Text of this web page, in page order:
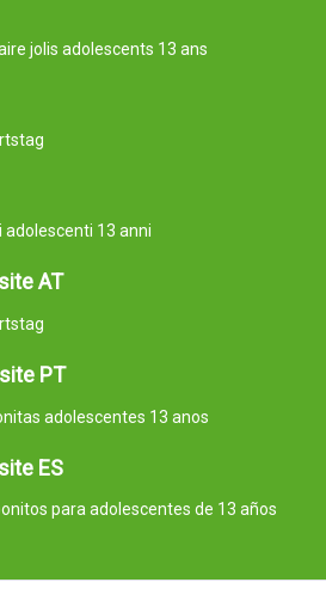
jolis adolescents 13 ans
adolescenti 13 anni
AT
PT
adolescentes 13 anos
ES
para adolescentes de 13 años